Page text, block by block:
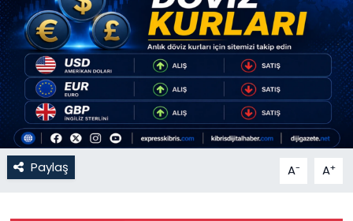
Paylaş A- A+
KKTC
KKTC YEREL SEÇİM 2018
Kültür Sanat
Magazin